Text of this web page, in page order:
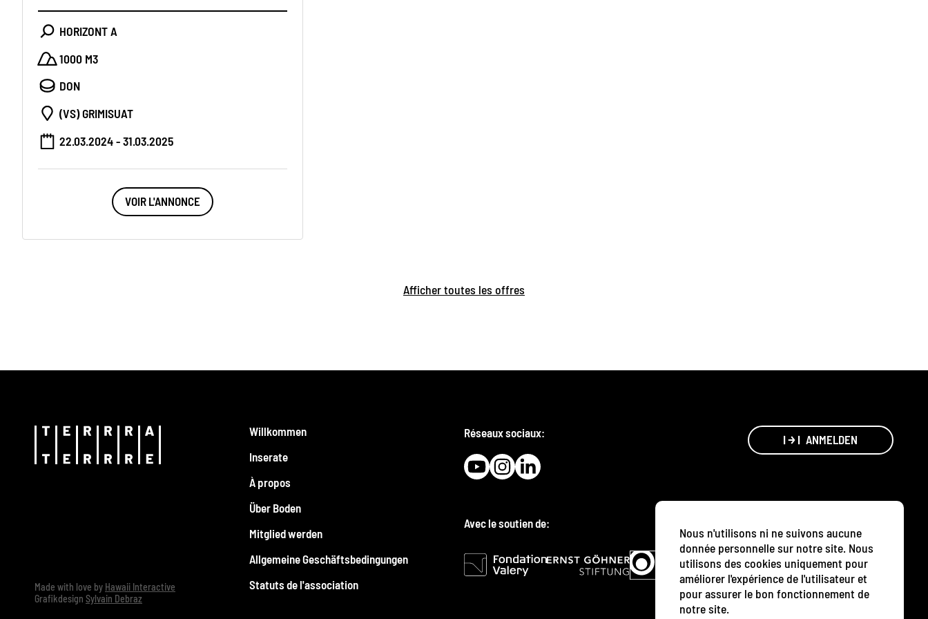
HORIZONT A
1000 M3
DON
(VS) GRIMISUAT
22.03.2024 - 31.03.2025
VOIR L'ANNONCE
Afficher toutes les offres
Nous n'utilisons ni ne suivons aucune
donnée personnelle sur notre site. Nous
utilisons des cookies uniquement pour
améliorer l'expérience de l'utilisateur et
pour assurer le bon fonctionnement de
notre site.
Willkommen
Inserate
À propos
Über Boden
Mitglied werden
Allgemeine Geschäftsbedingungen
Statuts de l'association
Réseaux sociaux:
Avec le soutien de:
ANMELDEN
Made with love by Hawaii Interactive
Grafikdesign Sylvain Debraz